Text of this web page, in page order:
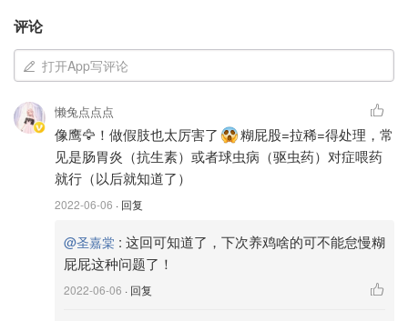
评论
打开App写评论
懒兔点点点
像鹰🦅！做假肢也太厉害了
糊屁股=拉稀=得处理，常
见是肠胃炎（抗生素）或者球虫病（驱虫药）对症喂药
就行（以后就知道了）
2022-06-06 · 回复
@圣嘉棠 : 这回可知道了，下次养鸡啥的可不能怠慢糊
屁屁这种问题了！
2022-06-06 · 回复